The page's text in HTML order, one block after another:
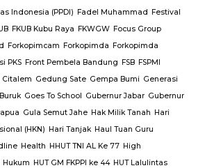
Indonesia (PPDI) Fadel Muhammad Festival
FKUB Kubu Raya FKWGW Focus Group
Forkopimcam Forkopimda Forkopimda
PKS Front Pembela Bandung FSB FSPMI
Citalem Gedung Sate Gempa Bumi Generasi
Goes To School Gubernur Jabar Gubernur
Gula Semut Jahe Hak Milik Tanah Hari
(HKN) Hari Tanjak Haul Tuan Guru
Health HHUT TNI AL Ke 77 High
Hukum HUT GM FKPPI ke 44 HUT Lalulintas